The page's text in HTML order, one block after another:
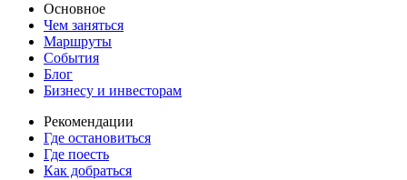
Основное
Чем заняться
Маршруты
События
Блог
Бизнесу и инвесторам
Рекомендации
Где остановиться
Где поесть
Как добраться